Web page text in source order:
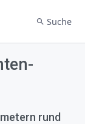
Suche
rund